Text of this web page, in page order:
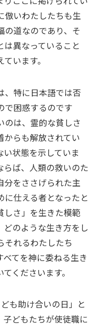
倣いわたしたちも生
の道なのであり、そ
は異なっていること
います。
、特に日本語では否
で困惑するのです
のは、霊的な貧しさ
からも解放されてい
状態を示していま
らば、人類の救いのた
分をささげられた主
に仕える者となったと
しさ」を生きた模範
どのような生き方をし
それるわたしたち
てを神に委ねる生き
くださいます。
も助け合いの日」と
どもたちが使徒職に